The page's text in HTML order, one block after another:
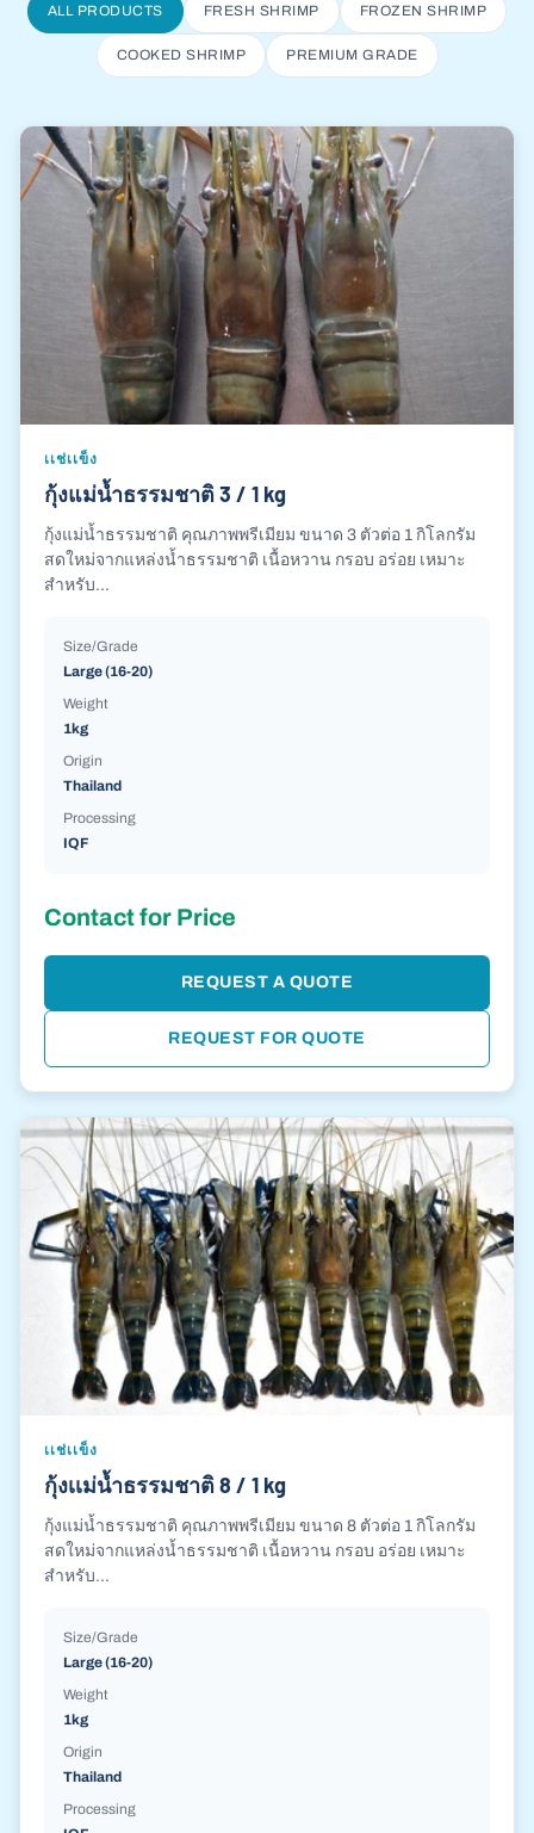
ALL PRODUCTS FRESH SHRIMP FROZEN SHRIMP
COOKED SHRIMP PREMIUM GRADE
เเช่เเข็ง
กุ้งแม่น้ำธรรมชาติ 3 / 1 kg
กุ้งแม่น้ำธรรมชาติ คุณภาพพรีเมียม ขนาด 3 ตัวต่อ 1 กิโลกรัม
สดใหม่จากแหล่งน้ำธรรมชาติ เนื้อหวาน กรอบ อร่อย เหมาะ
สำหรับ...
Size/Grade
Large (16-20)
Weight
1kg
Origin
Thailand
Processing
IQF
Contact for Price
REQUEST A QUOTE
REQUEST FOR QUOTE
เเช่เเข็ง
กุ้งเเม่น้ำธรรมชาติ 8 / 1 kg
กุ้งแม่น้ำธรรมชาติ คุณภาพพรีเมียม ขนาด 8 ตัวต่อ 1 กิโลกรัม
สดใหม่จากแหล่งน้ำธรรมชาติ เนื้อหวาน กรอบ อร่อย เหมาะ
สำหรับ...
Size/Grade
Large (16-20)
Weight
1kg
Origin
Thailand
Processing